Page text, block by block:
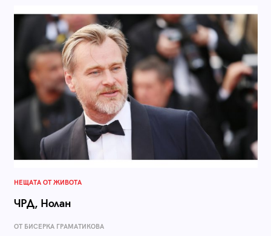
НЕЩАТА ОТ ЖИВОТА
ЧРД, Нолан
ОТ БИСЕРКА ГРАМАТИКОВА